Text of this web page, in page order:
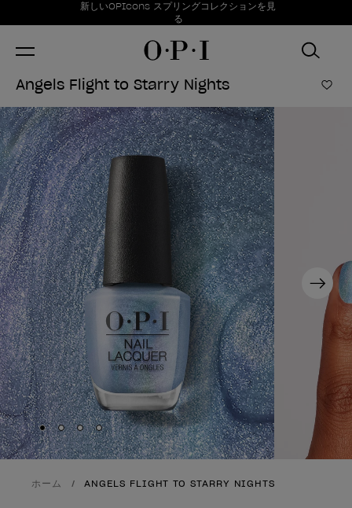
お得情報新しいOPIcons スプリングコレクションを見
る
Item 1 of 1
Angels Flight to Starry Nights ほ
Next
Skip to slide1
Skip to slide2
Skip to slide3
Skip to slide4
ホーム ANGELS FLIGHT TO STARRY NIGHTS